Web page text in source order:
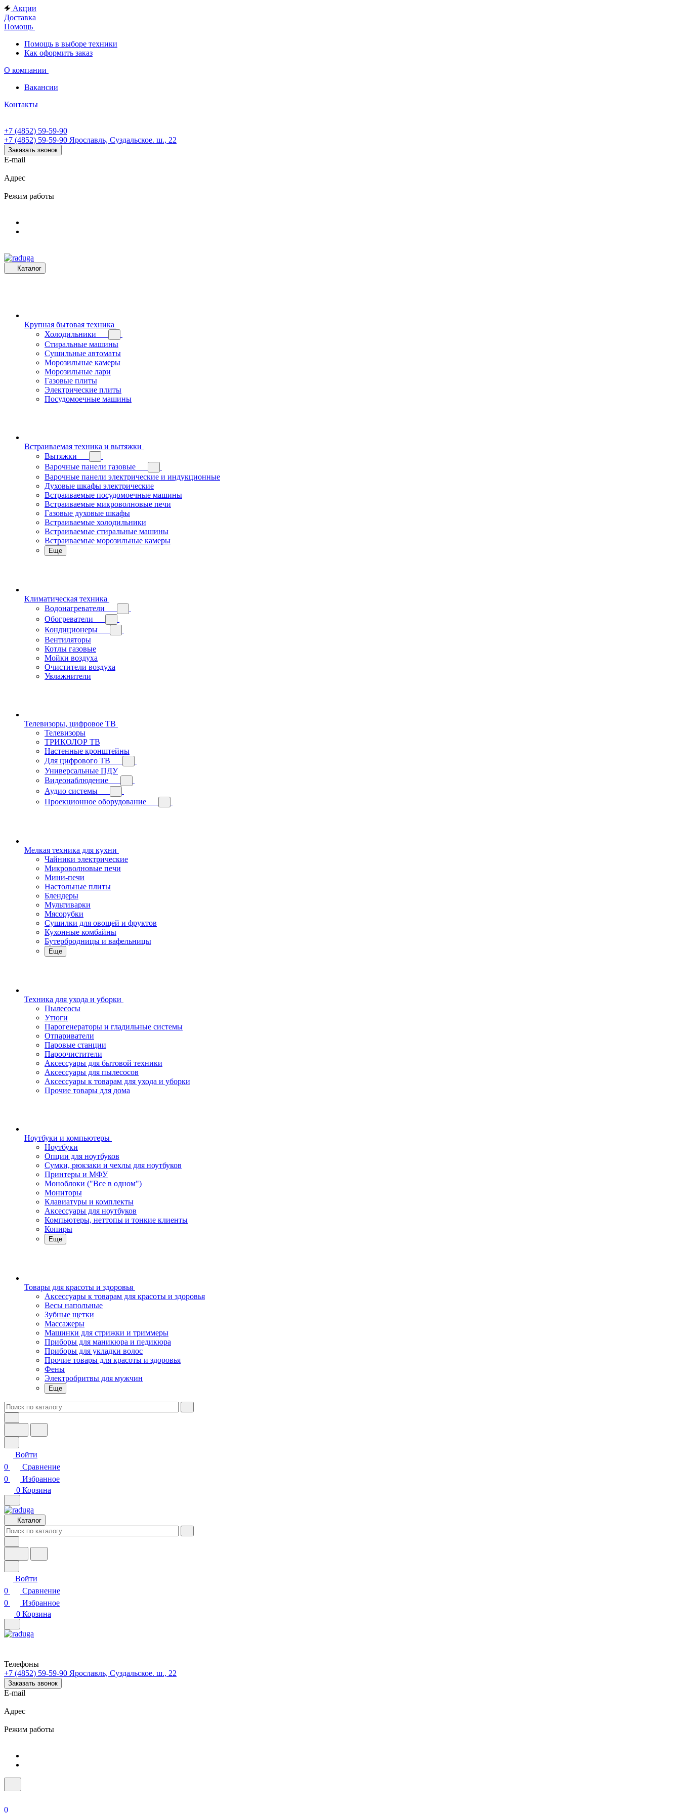
Акции
Доставка
Помощь
Помощь в выборе техники
Как оформить заказ
О компании
Вакансии
Контакты
+7 (4852) 59-59-90
+7 (4852) 59-59-90 Ярославль, Суздальское. ш., 22
Заказать звонок
E-mail
Адрес
Режим работы
Каталог
Крупная бытовая техника
Холодильники
Стиральные машины
Сушильные автоматы
Морозильные камеры
Морозильные лари
Газовые плиты
Электрические плиты
Посудомоечные машины
Встраиваемая техника и вытяжки
Вытяжки
Варочные панели газовые
Варочные панели электрические и индукционные
Духовые шкафы электрические
Встраиваемые посудомоечные машины
Встраиваемые микроволновые печи
Газовые духовые шкафы
Встраиваемые холодильники
Встраиваемые стиральные машины
Встраиваемые морозильные камеры
Еще
Климатическая техника
Водонагреватели
Обогреватели
Кондиционеры
Вентиляторы
Котлы газовые
Мойки воздуха
Очистители воздуха
Увлажнители
Телевизоры, цифровое ТВ
Телевизоры
ТРИКОЛОР ТВ
Настенные кронштейны
Для цифрового ТВ
Универсальные ПДУ
Видеонаблюдение
Аудио системы
Проекционное оборудование
Мелкая техника для кухни
Чайники электрические
Микроволновые печи
Мини-печи
Настольные плиты
Блендеры
Мультиварки
Мясорубки
Сушилки для овощей и фруктов
Кухонные комбайны
Бутербродницы и вафельницы
Еще
Техника для ухода и уборки
Пылесосы
Утюги
Парогенераторы и гладильные системы
Отпариватели
Паровые станции
Пароочистители
Аксессуары для бытовой техники
Аксессуары для пылесосов
Аксессуары к товарам для ухода и уборки
Прочие товары для дома
Ноутбуки и компьютеры
Ноутбуки
Опции для ноутбуков
Сумки, рюкзаки и чехлы для ноутбуков
Принтеры и МФУ
Моноблоки ("Все в одном")
Мониторы
Клавиатуры и комплекты
Аксессуары для ноутбуков
Компьютеры, неттопы и тонкие клиенты
Копиры
Еще
Товары для красоты и здоровья
Аксессуары к товарам для красоты и здоровья
Весы напольные
Зубные щетки
Массажеры
Машинки для стрижки и триммеры
Приборы для маникюра и педикюра
Приборы для укладки волос
Прочие товары для красоты и здоровья
Фены
Электробритвы для мужчин
Еще
Войти
0
Сравнение
0
Избранное
0 Корзина
Каталог
Войти
0
Сравнение
0
Избранное
0 Корзина
Телефоны
+7 (4852) 59-59-90 Ярославль, Суздальское. ш., 22
Заказать звонок
E-mail
Адрес
Режим работы
0